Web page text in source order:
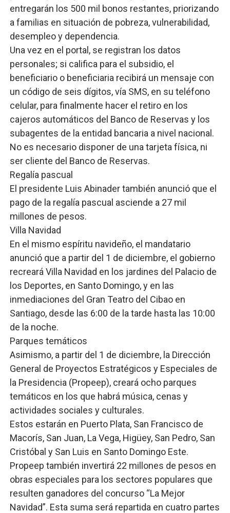
entregarán los 500 mil bonos restantes, priorizando
a familias en situación de pobreza, vulnerabilidad,
desempleo y dependencia.
Una vez en el portal, se registran los datos
personales; si califica para el subsidio, el
beneficiario o beneficiaria recibirá un mensaje con
un código de seis dígitos, vía SMS, en su teléfono
celular, para finalmente hacer el retiro en los
cajeros automáticos del Banco de Reservas y los
subagentes de la entidad bancaria a nivel nacional.
No es necesario disponer de una tarjeta física, ni
ser cliente del Banco de Reservas.
Regalía pascual
El presidente Luis Abinader también anunció que el
pago de la regalía pascual asciende a 27 mil
millones de pesos.
Villa Navidad
En el mismo espíritu navideño, el mandatario
anunció que a partir del 1 de diciembre, el gobierno
recreará Villa Navidad en los jardines del Palacio de
los Deportes, en Santo Domingo, y en las
inmediaciones del Gran Teatro del Cibao en
Santiago, desde las 6:00 de la tarde hasta las 10:00
de la noche.
Parques temáticos
Asimismo, a partir del 1 de diciembre, la Dirección
General de Proyectos Estratégicos y Especiales de
la Presidencia (Propeep), creará ocho parques
temáticos en los que habrá música, cenas y
actividades sociales y culturales.
Estos estarán en Puerto Plata, San Francisco de
Macorís, San Juan, La Vega, Higüey, San Pedro, San
Cristóbal y San Luis en Santo Domingo Este.
Propeep también invertirá 22 millones de pesos en
obras especiales para los sectores populares que
resulten ganadores del concurso “La Mejor
Navidad”. Esta suma será repartida en cuatro partes